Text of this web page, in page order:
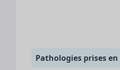
Pathologies prises